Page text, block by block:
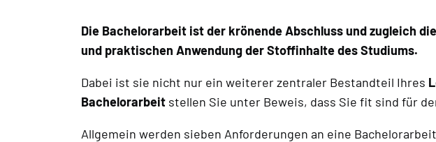
Die Bachelorarbeit ist der krönende Abschluss und zugleich
und praktischen Anwendung der Stoffinhalte des Studiums.
Dabei ist sie nicht nur ein weiterer zentraler Bestandteil Ihres
Bachelorarbeit stellen Sie unter Beweis, dass Sie fit sind für
Allgemein werden sieben Anforderungen an eine